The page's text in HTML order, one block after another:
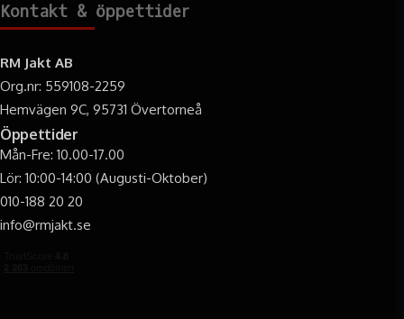
Kontakt & öppettider
RM Jakt AB
Org.nr: 559108-2259
Hemvägen 9C, 95731 Övertorneå
Öppettider
Mån-Fre: 10.00-17.00
Lör: 10:00-14:00 (Augusti-Oktober)
010-188 20 20
info@rmjakt.se